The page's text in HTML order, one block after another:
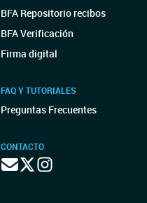
BFA Repositorio recibos
BFA Verificación
Firma digital
FAQ Y TUTORIALES
Preguntas Frecuentes
CONTACTO